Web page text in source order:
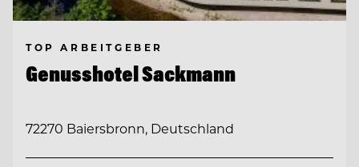
TOP ARBEITGEBER
Genusshotel Sackmann
72270 Baiersbronn, Deutschland